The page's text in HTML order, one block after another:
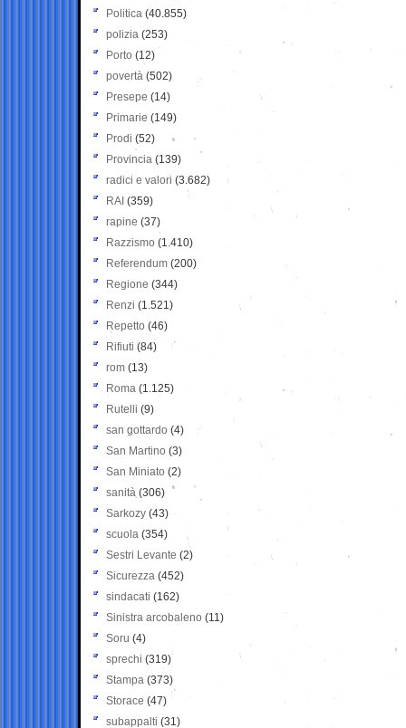
Politica (40.855)
polizia (253)
Porto (12)
povertà (502)
Presepe (14)
Primarie (149)
Prodi (52)
Provincia (139)
radici e valori (3.682)
RAI (359)
rapine (37)
Razzismo (1.410)
Referendum (200)
Regione (344)
Renzi (1.521)
Repetto (46)
Rifiuti (84)
rom (13)
Roma (1.125)
Rutelli (9)
san gottardo (4)
San Martino (3)
San Miniato (2)
sanità (306)
Sarkozy (43)
scuola (354)
Sestri Levante (2)
Sicurezza (452)
sindacati (162)
Sinistra arcobaleno (11)
Soru (4)
sprechi (319)
Stampa (373)
Storace (47)
subappalti (31)